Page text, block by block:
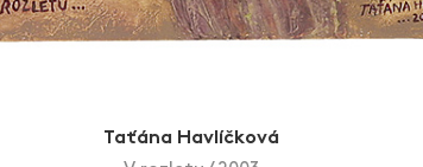
Taťána Havlíčková